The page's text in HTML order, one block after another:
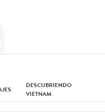
DESCUBRIENDO
VIETNAM